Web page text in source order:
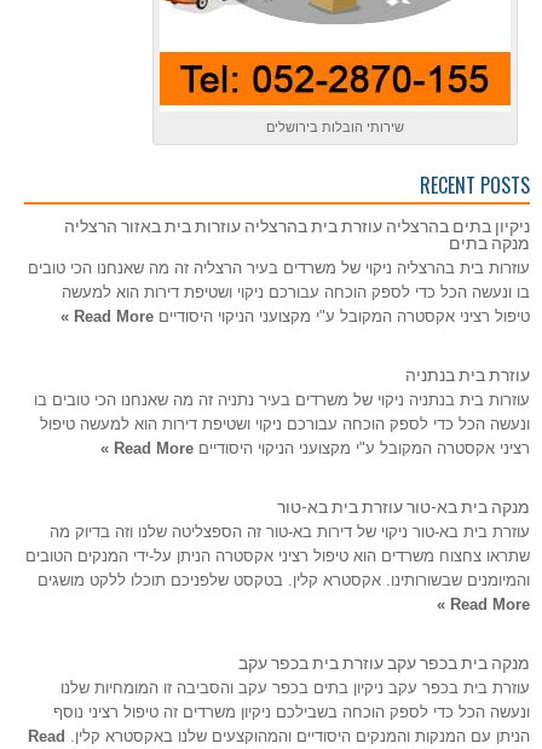
שירותי הובלות בירושלים
RECENT POSTS
ניקיון בתים בהרצליה עוזרת בית בהרצליה עוזרות בית באזור הרצליה
מנקה בתים
עוזרות בית בהרצליה ניקוי של משרדים בעיר הרצליה זה מה שאנחנו הכי טובים
בו ונעשה הכל כדי לספק הוכחה עבורכם ניקוי ושטיפת דירות הוא למעשה
טיפול רציני אקסטרה המקובל ע"י מקצועני הניקוי היסודיים Read More »
עוזרת בית בנתניה
עוזרות בית בנתניה ניקוי של משרדים בעיר נתניה זה מה שאנחנו הכי טובים בו
ונעשה הכל כדי לספק הוכחה עבורכם ניקוי ושטיפת דירות הוא למעשה טיפול
רציני אקסטרה המקובל ע"י מקצועני הניקוי היסודיים Read More »
מנקה בית בא-טור עוזרת בית בא-טור
עוזרת בית בא-טור ניקוי של דירות בא-טור זה הספצליטה שלנו וזה בדיוק מה
שתראו צחצוח משרדים הוא טיפול רציני אקסטרה הניתן על-ידי המנקים הטובים
והמיומנים שבשורותינו. אקסטרא קלין. בטקסט שלפניכם תוכלו ללקט מושגים
Read More »
מנקה בית בכפר עקב עוזרת בית בכפר עקב
עוזרת בית בכפר עקב ניקיון בתים בכפר עקב והסביבה זו המומחיות שלנו
ונעשה הכל כדי לספק הוכחה בשבילכם ניקיון משרדים זה טיפול רציני נוסף
הניתן עם המנקות והמנקים היסודיים והמהוקצעים שלנו באקסטרא קלין. Read